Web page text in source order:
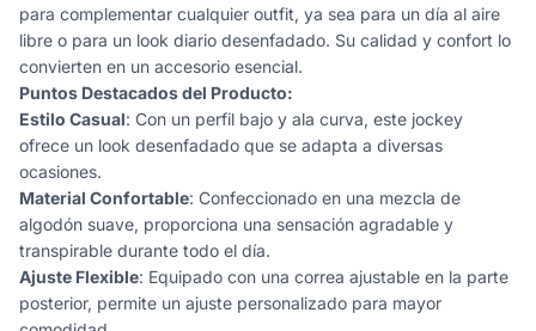
para complementar cualquier outfit, ya sea para un día al aire
libre o para un look diario desenfadado. Su calidad y confort lo
convierten en un accesorio esencial.
Puntos Destacados del Producto:
Estilo Casual: Con un perfil bajo y ala curva, este jockey
ofrece un look desenfadado que se adapta a diversas
ocasiones.
Material Confortable: Confeccionado en una mezcla de
algodón suave, proporciona una sensación agradable y
transpirable durante todo el día.
Ajuste Flexible: Equipado con una correa ajustable en la parte
posterior, permite un ajuste personalizado para mayor